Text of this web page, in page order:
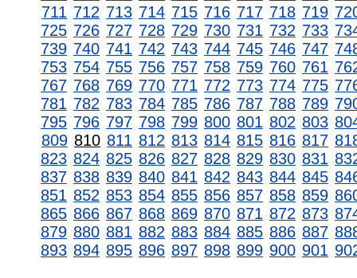
711 712 713 714 715 716 717 718 719
725 726 727 728 729 730 731 732 733
739 740 741 742 743 744 745 746 747
753 754 755 756 757 758 759 760 761
767 768 769 770 771 772 773 774 775
781 782 783 784 785 786 787 788 789
795 796 797 798 799 800 801 802 803
809 810 811 812 813 814 815 816 817
823 824 825 826 827 828 829 830 831
837 838 839 840 841 842 843 844 845
851 852 853 854 855 856 857 858 859
865 866 867 868 869 870 871 872 873
879 880 881 882 883 884 885 886 887
893 894 895 896 897 898 899 900 901